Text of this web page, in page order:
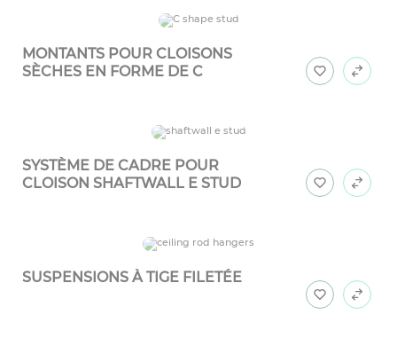
MONTANTS POUR CLOISONS
SÈCHES EN FORME DE C
SYSTÈME DE CADRE POUR
CLOISON SHAFTWALL E STUD
SUSPENSIONS À TIGE FILETÉE